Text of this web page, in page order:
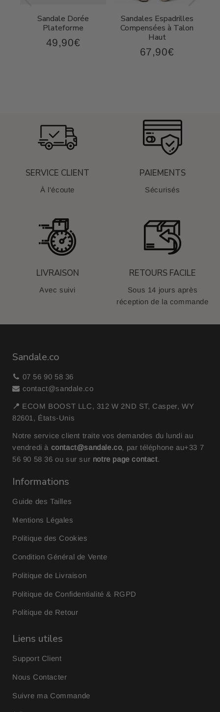
Sandale Dorée
Plateforme
Prix
49,90€
Sandales Espadrilles
Compensées à Talon
Haut
Prix
67,90€
SERVICE CLIENT
À l'écoute
PAIEMENTS
Sécurisés
LIVRAISON
Avec suivi
RETOURS FACILE
Sous 14 jours après
réception de la commande
Sandale.co
07 56 90 58 36
contact@sandale.co
📍 ECOM BOOST LLC, 312 W 2ND ST, Casper, WY
82601, États-Unis
Notre service client traite vos demandes du lundi au
vendredi à contact@sandale.co, par téléphone au+33 7
56 90 58 36ou sur sur notre page contact.
Informations
Guide des Tailles
Mentions Légales
Politique des Cookies
Condition Général de Vente
Politique de Livraison
Politique de Confidentialité & RGPD
Politique de Retour
Liens utiles
Support Client
Nous Contacter
Suivre ma Commande